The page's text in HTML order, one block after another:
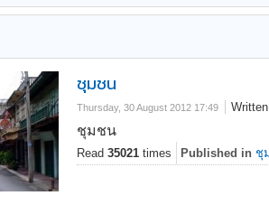
ชุมชน
Thursday, 30 August 2012 17:49
ชุมชน
Read 35021 times Published in ชุ